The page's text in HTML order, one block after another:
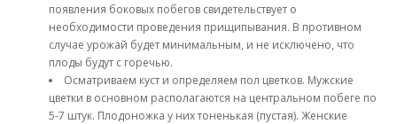
появления боковых побегов свидетельствует о
необходимости проведения прищипывания. В противном
случае урожай будет минимальным, и не исключено, что
плоды будут с горечью.
Осматриваем куст и определяем пол цветков. Мужские
цветки в основном располагаются на центральном побеге по
5-7 штук. Плодоножка у них тоненькая (пустая). Женские